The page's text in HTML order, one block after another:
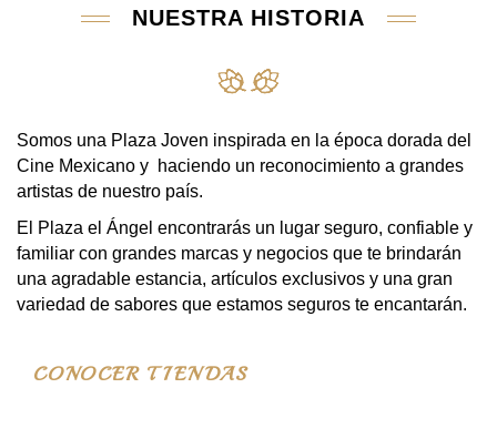
NUESTRA HISTORIA
Somos una Plaza Joven inspirada en la época dorada del
Cine Mexicano y haciendo un reconocimiento a grandes
artistas de nuestro país.
El Plaza el Ángel encontrarás un lugar seguro, confiable y
familiar con grandes marcas y negocios que te brindarán
una agradable estancia, artículos exclusivos y una gran
variedad de sabores que estamos seguros te encantarán.
CONOCER TIENDAS